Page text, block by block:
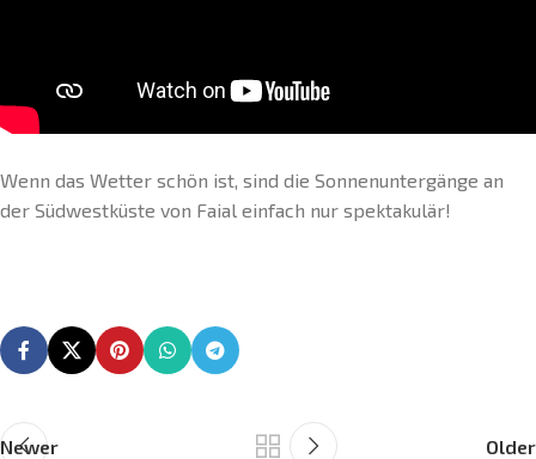
Wenn das Wetter schön ist, sind die Sonnenuntergänge an
der Südwestküste von Faial einfach nur spektakulär!
Newer Older